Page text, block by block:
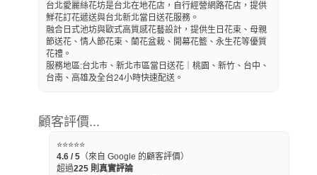
台北愛麗絲花坊是台北在地花店，自行經營網路花店，提供
鮮花訂花遞送與台北新北當日送花服務。
融合日式池坊與歐式高質感花藝設計，提供生日花束、母親
節送花、情人節花束、蘭花盆栽、開幕花籃、永生花等優質
花禮。
服務地區:台北市、新北市區當日送花｜桃園、新竹、台中、
台南、高雄及全台24小時快速配送。
顧客評價...
⭐⭐⭐⭐⭐
4.6 / 5（來自 Google 的顧客評價）
超過225 則真實評論